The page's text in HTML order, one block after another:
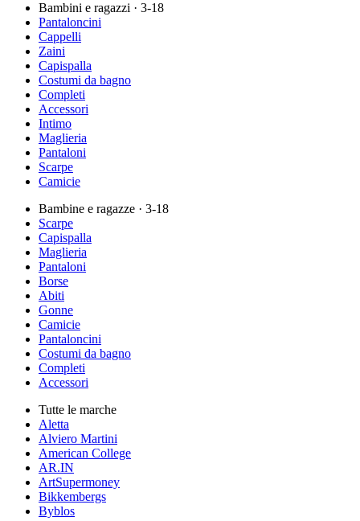
Bambini e ragazzi · 3-18
Pantaloncini
Cappelli
Zaini
Capispalla
Costumi da bagno
Completi
Accessori
Intimo
Maglieria
Pantaloni
Scarpe
Camicie
Bambine e ragazze · 3-18
Scarpe
Capispalla
Maglieria
Pantaloni
Borse
Abiti
Gonne
Camicie
Pantaloncini
Costumi da bagno
Completi
Accessori
Tutte le marche
Aletta
Alviero Martini
American College
AR.IN
ArtSupermoney
Bikkembergs
Byblos